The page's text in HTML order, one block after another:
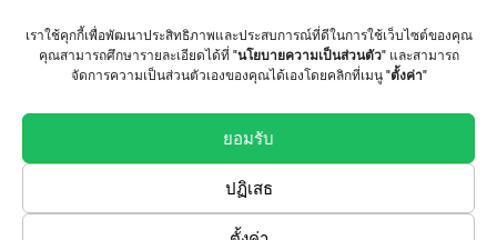
เราใช้คุกกี้เพื่อพัฒนาประสิทธิภาพและประสบการณ์ที่ดีในการใช้เว็บไซต์ของคุณ
คุณสามารถศึกษารายละเอียดได้ที่ "นโยบายความเป็นส่วนตัว"และสามารถ
จัดการความเป็นส่วนตัวเองของคุณได้เองโดยคลิกที่เมนู "ตั้งค่า"
ยอมรับ
ปฏิเสธ
T-Shirts
เสื้อทีม / เสื้อแก๊งค์